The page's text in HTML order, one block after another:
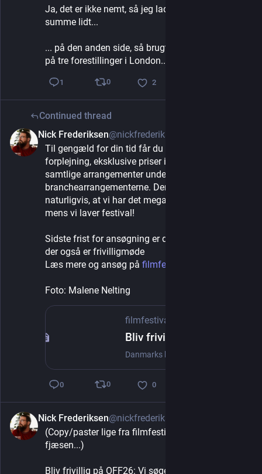
Ja, det er ikke nemt, så jeg lader den lige ligge og
summe lidt...
... på den anden side, så brugte jeg 1.500 kroner
på tre forestillinger i London...
1 0 2
Continued thread
Nick Frederiksen@nickfrederiksen
Til gengæld for din tid får du et festivalarmbånd,
forplejning, eksklusive priser i baren og adgang til
samtlige arrangementer under festivalen - også
branchearrangementerne. Dertil kommer
naturligvis, at vi har det mega sjovt sammen,
mens vi laver festival!
Sidste frist for ansøgning er den 11. august, hvor
der også er frivilligmøde
Læs mere og ansøg på filmfestival.dk/frivillig
Foto: Malene Nelting
filmfestival.dk
0 0 0
Nick Frederiksen@nickfrederiksen
(Copy/paster lige fra filmfestivalens opslag på
fjæsen...)
Bliv frivillig på OFF26: Vi søger ekstra hænder❤️